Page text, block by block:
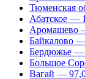
Тюменская
Абатское —
Аромашево
Байкалово
Бердюжье —
Большое
Вагай —